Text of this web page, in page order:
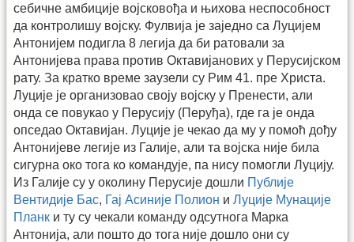
себичне амбиције војсковођа и њихова неспособност
да контролишу војску. Фулвија је заједно са Луцијем
Антонијем подигла 8 легија да би ратовали за
Антонијева права против Октавијанових у Перусијском
рату. За кратко време заузели су Рим 41. пре Христа.
Луције је организовао своју војску у Пренести, али
онда се повукао у Перусију (Перуђа), где га је онда
опседао Октавијан. Луције је чекао да му у помоћ дођу
Антонијеве легије из Галије, али та војска није била
сигурна око тога ко командује, па нису помогли Луцију.
Из Галије су у околину Перусије дошли Публије
Вентидије Бас, Гај Асиније Полион и Луције Мунације
Планк и ту су чекали команду одсутнога Марка
Антонија, али пошто до тога није дошло они су